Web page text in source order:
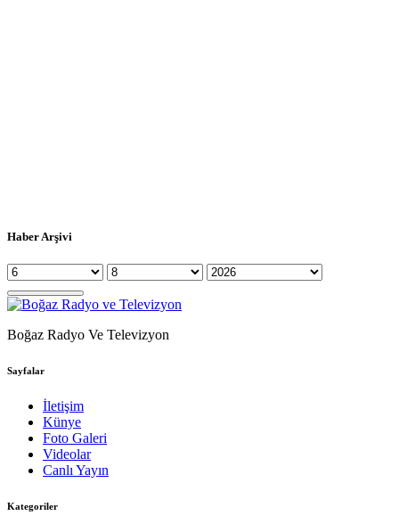
Haber Arşivi
Boğaz Radyo Ve Televizyon
Sayfalar
İletişim
Künye
Foto Galeri
Videolar
Canlı Yayın
Kategoriler